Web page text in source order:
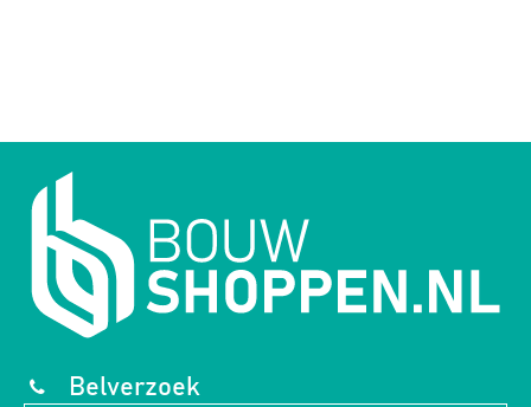
Belverzoek